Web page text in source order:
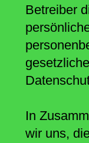
Betreiber
In
wir uns,